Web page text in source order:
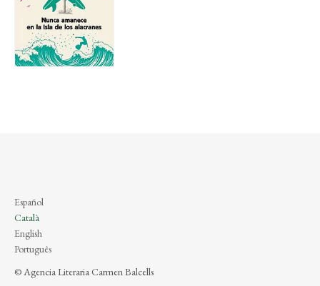
Español
Català
English
Português
© Agencia Literaria Carmen Balcells